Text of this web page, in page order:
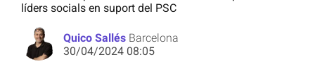
líders socials en suport del PSC
Quico Sallés Barcelona
30/04/2024 08:05